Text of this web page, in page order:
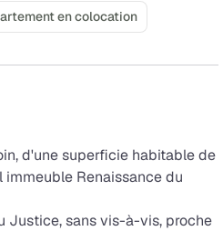
en colocation
d'une superficie habitable de
immeuble Renaissance du
Justice, sans vis-à-vis, proche